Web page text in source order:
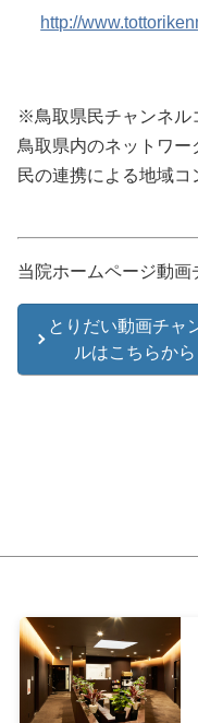
http://
※鳥取県民チャンネル
鳥取県内のネットワ
民の連携による地域コ
当院ホームページ動画
とりだい動画チャ
ルはこちらから